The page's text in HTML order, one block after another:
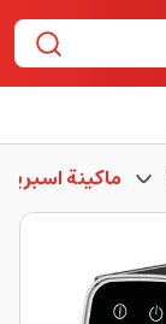
ماكينة